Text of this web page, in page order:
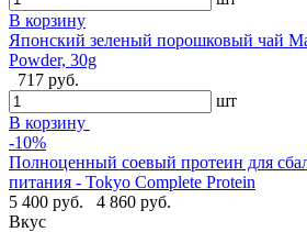
В корзину
Японский зеленый порошковый чай
Powder, 30g
717 руб.
шт
В корзину
-10%
Полноценный соевый протеин для
питания - Tokyo Complete Protein
5 400 руб.
4 860 руб.
Вкус